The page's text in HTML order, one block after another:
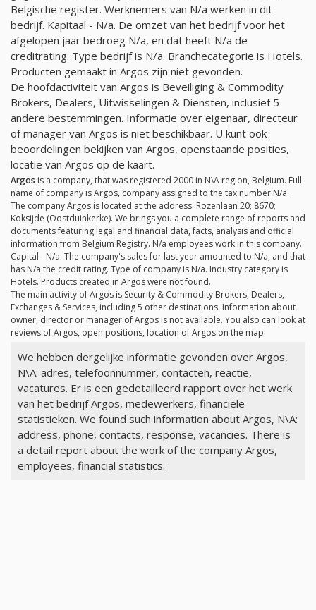
Belgische register. Werknemers van N/a werken in dit
bedrijf. Kapitaal - N/a. De omzet van het bedrijf voor het
afgelopen jaar bedroeg N/a, en dat heeft N/a de
creditrating. Type bedrijf is N/a. Branchecategorie is Hotels.
Producten gemaakt in Argos zijn niet gevonden.
De hoofdactiviteit van Argos is Beveiliging & Commodity
Brokers, Dealers, Uitwisselingen & Diensten, inclusief 5
andere bestemmingen. Informatie over eigenaar, directeur
of manager van Argos is niet beschikbaar. U kunt ook
beoordelingen bekijken van Argos, openstaande posities,
locatie van Argos op de kaart.
Argos is a company, that was registered 2000 in N\A region, Belgium. Full
name of company is Argos, company assigned to the tax number N/a.
The company Argos is located at the address: Rozenlaan 20; 8670;
Koksijde (Oostduinkerke). We brings you a complete range of reports and
documents featuring legal and financial data, facts, analysis and official
information from Belgium Registry. N/a employees work in this company.
Capital - N/a. The company's sales for last year amounted to N/a, and that
has N/a the credit rating. Type of company is N/a. Industry category is
Hotels. Products created in Argos were not found.
The main activity of Argos is Security & Commodity Brokers, Dealers,
Exchanges & Services, including 5 other destinations. Information about
owner, director or manager of Argos is not available. You also can look at
reviews of Argos, open positions, location of Argos on the map.
We hebben dergelijke informatie gevonden over Argos,
N\A: adres, telefoonnummer, contacten, reactie,
vacatures. Er is een gedetailleerd rapport over het werk
van het bedrijf Argos, medewerkers, financiële
statistieken. We found such information about Argos, N\A:
address, phone, contacts, response, vacancies. There is
a detail report about the work of the company Argos,
employees, financial statistics.